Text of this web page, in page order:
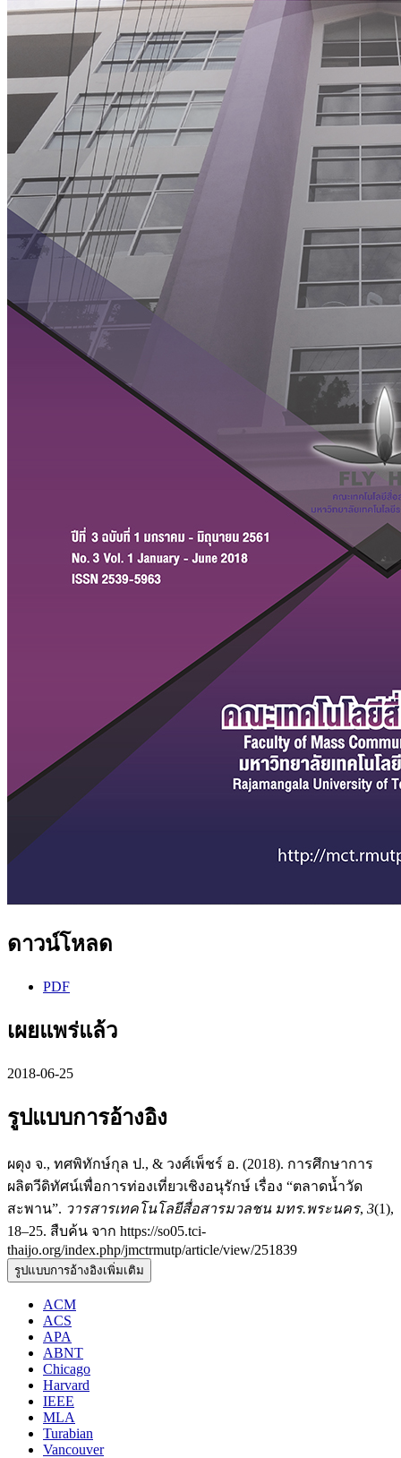
ดาวน์โหลด
PDF
เผยแพร่แล้ว
2018-06-25
รูปแบบการอ้างอิง
ผดุง จ., ทศพิทักษ์กุล ป., & วงศ์เพ็ชร์ อ. (2018). การศึกษาการ
ผลิตวีดิทัศน์เพื่อการท่องเที่ยวเชิงอนุรักษ์ เรื่อง “ตลาดน้ำวัด
สะพาน”. วารสารเทคโนโลยีสื่อสารมวลชน มทร.พระนคร, 3(1),
18–25. สืบค้น จาก https://so05.tci-
thaijo.org/index.php/jmctrmutp/article/view/251839
รูปแบบการอ้างอิงเพิ่มเติม
ACM
ACS
APA
ABNT
Chicago
Harvard
IEEE
MLA
Turabian
Vancouver